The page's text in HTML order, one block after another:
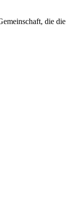
die die